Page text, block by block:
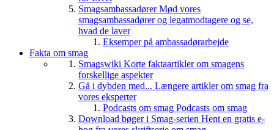
SmagsambassadørerMød vores
smagsambassadører og legatmodtagere og se,
hvad de laver
Eksemper på ambassadørarbejde
Fakta om smag
Smagswiki Korte faktaartikler om smagens
forskellige aspekter
Gå i dybden med... Længere artikler om smag fra
vores eksperter
Podcasts om smag Podcasts om smag
Download bøger i Smag-serien Hent en gratis e-